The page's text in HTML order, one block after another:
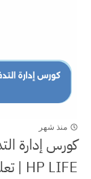
منذ شهر
كورس إدارة
HP LIFE | تعلم Cash Flow بسهولة